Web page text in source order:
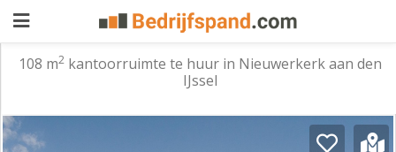
aanbieden
Pand
108 m2kantoorruimte te huur in Nieuwerkerk aan den
IJssel